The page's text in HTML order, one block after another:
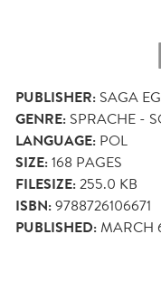
PUBLISHER: SAGA
GENRE: SPRACHE -
LANGUAGE: POL
SIZE:168 PAGES
FILESIZE:255.0 KB
ISBN:9788726106671
PUBLISHED:MARCH